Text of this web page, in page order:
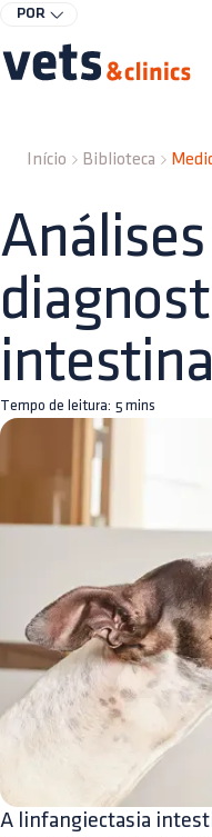
POR
Início Biblioteca
Tempo de leitura: 5 mins
A linfangiectasia